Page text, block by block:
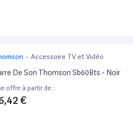
- Accessoire TV et Vidéo
De Son Thomson Sb60Bts - Noir
offre à partir de :
€